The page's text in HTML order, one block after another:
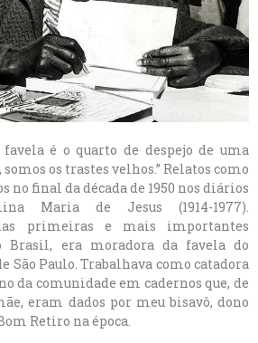
é o quarto de despejo de uma
somos os trastes velhos.” Relatos como
no final da década de 1950 nos diários
Maria de Jesus (1914-1977).
primeiras e mais importantes
Brasil, era moradora da favela do
São Paulo. Trabalhava como catadora
da comunidade em cadernos que, de
eram dados por meu bisavô, dono
Retiro na época.